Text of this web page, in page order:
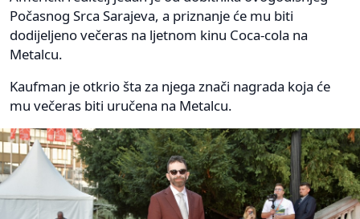
Počasnog Srca Sarajeva, a priznanje će mu biti
dodijeljeno večeras na ljetnom kinu Coca-cola na
Metalcu.
Kaufman je otkrio šta za njega znači nagrada koja će
mu večeras biti uručena na Metalcu.